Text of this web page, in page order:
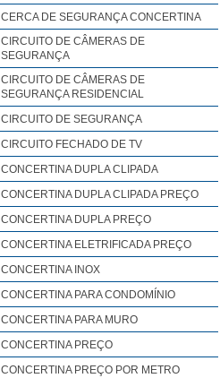
CERCA DE SEGURANÇA CONCERTINA
CIRCUITO DE CÂMERAS DE
SEGURANÇA
CIRCUITO DE CÂMERAS DE
SEGURANÇA RESIDENCIAL
CIRCUITO DE SEGURANÇA
CIRCUITO FECHADO DE TV
CONCERTINA DUPLA CLIPADA
CONCERTINA DUPLA CLIPADA PREÇO
CONCERTINA DUPLA PREÇO
CONCERTINA ELETRIFICADA PREÇO
CONCERTINA INOX
CONCERTINA PARA CONDOMÍNIO
CONCERTINA PARA MURO
CONCERTINA PREÇO
CONCERTINA PREÇO POR METRO